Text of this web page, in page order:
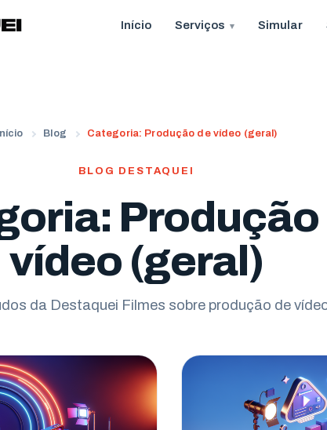
Início Serviços Simular
Início Blog Categoria: Produção de vídeo (geral)
BLOG DESTAQUEI
Produção
vídeo (geral)
da Destaquei Filmes sobre produção de